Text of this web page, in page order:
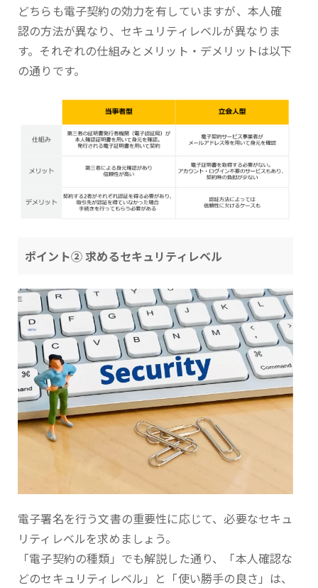
どちらも電子契約の効力を有していますが、本人確
認の方法が異なり、セキュリティレベルが異なりま
す。それぞれの仕組みとメリット・デメリットは以下
の通りです。
ポイント② 求めるセキュリティレベル
電子署名を行う文書の重要性に応じて、必要なセキュ
リティレベルを求めましょう。
「電子契約の種類」でも解説した通り、「本人確認な
どのセキュリティレベル」と「使い勝手の良さ」は、